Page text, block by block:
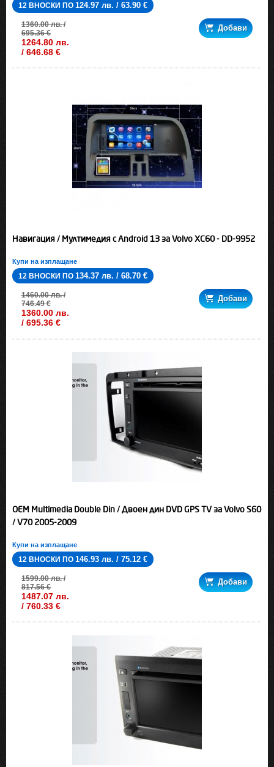
12 ВНОСКИ ПО 124.97 лв. / 63.90 €
1360.00 лв. /
695.36 €
1264.80 лв.
/ 646.68 €
Добави
Навигация / Мултимедия с Android 13 за Volvo XC60 - DD-9952
Купи на изплащане
12 ВНОСКИ ПО 134.37 лв. / 68.70 €
1460.00 лв. /
746.49 €
1360.00 лв.
/ 695.36 €
Добави
OEM Multimedia Double Din / Двоен дин DVD GPS TV за Volvo S60
/ V70 2005-2009
Купи на изплащане
12 ВНОСКИ ПО 146.93 лв. / 75.12 €
1599.00 лв. /
817.56 €
1487.07 лв.
/ 760.33 €
Добави